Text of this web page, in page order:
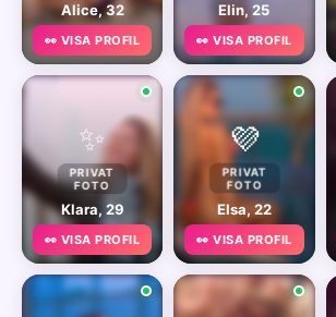
Alice, 32
👀 VISA PROFIL
Elin, 25
👀 VISA PROFIL
✨
PRIVAT
FOTO
Klara, 29
👀 VISA PROFIL
💜
PRIVAT
FOTO
Elsa, 22
👀 VISA PROFIL